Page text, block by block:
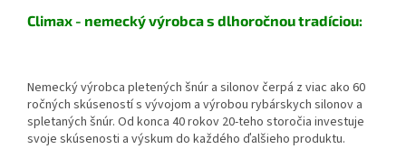
Climax - nemecký výrobca s dlhoročnou tradíciou:
Nemecký výrobca pletených šnúr a silonov čerpá z viac ako 60
ročných skúseností s vývojom a výrobou rybárskych silonov a
spletaných šnúr. Od konca 40 rokov 20-teho storočia investuje
svoje skúsenosti a výskum do každého ďalšieho produktu.